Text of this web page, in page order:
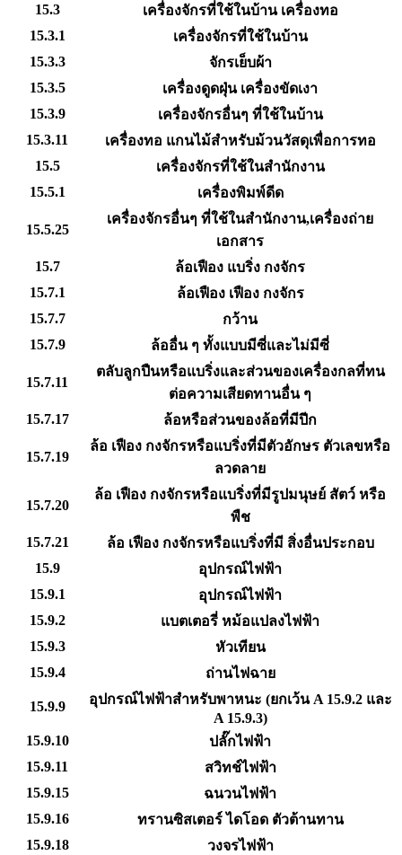
15.3
เครื่องจักรที่ใช้ในบ้าน เครื่องทอ
15.3.1
เครื่องจักรที่ใช้ในบ้าน
15.3.3
จักรเย็บผ้า
15.3.5
เครื่องดูดฝุ่น เครื่องขัดเงา
15.3.9
เครื่องจักรอื่นๆ ที่ใช้ในบ้าน
15.3.11
เครื่องทอ แกนไม้สำหรับม้วนวัสดุเพื่อการทอ
15.5
เครื่องจักรที่ใช้ในสำนักงาน
15.5.1
เครื่องพิมพ์ดีด
15.5.25
เครื่องจักรอื่นๆ ที่ใช้ในสำนักงาน,เครื่องถ่าย
เอกสาร
15.7
ล้อเฟือง แบริ่ง กงจักร
15.7.1
ล้อเฟือง เฟือง กงจักร
15.7.7
กว้าน
15.7.9
ล้ออื่น ๆ ทั้งแบบมีซี่และไม่มีซี่
15.7.11
ตลับลูกปืนหรือแบริ่งและส่วนของเครื่องกลที่ทน
ต่อความเสียดทานอื่น ๆ
15.7.17
ล้อหรือส่วนของล้อที่มีปีก
15.7.19
ล้อ เฟือง กงจักรหรือแบริ่งที่มีตัวอักษร ตัวเลขหรือ
ลวดลาย
15.7.20
ล้อ เฟือง กงจักรหรือแบริ่งที่มีรูปมนุษย์ สัตว์ หรือ
พืช
15.7.21
ล้อ เฟือง กงจักรหรือแบริ่งที่มี สิ่งอื่นประกอบ
15.9
อุปกรณ์ไฟฟ้า
15.9.1
อุปกรณ์ไฟฟ้า
15.9.2
แบตเตอรี่ หม้อแปลงไฟฟ้า
15.9.3
หัวเทียน
15.9.4
ถ่านไฟฉาย
15.9.9
อุปกรณ์ไฟฟ้าสำหรับพาหนะ (ยกเว้น A 15.9.2 และ
A 15.9.3)
15.9.10
ปลั๊กไฟฟ้า
15.9.11
สวิทช์ไฟฟ้า
15.9.15
ฉนวนไฟฟ้า
15.9.16
ทรานซิสเตอร์ ไดโอด ตัวต้านทาน
15.9.18
วงจรไฟฟ้า